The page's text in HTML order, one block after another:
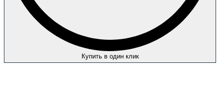
Купить в один клик